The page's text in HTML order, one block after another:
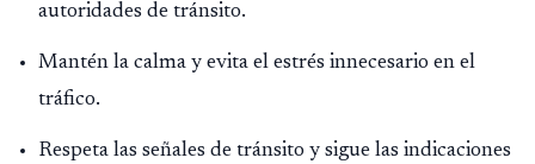
autoridades de tránsito.
Mantén la calma y evita el estrés innecesario en el
tráfico.
Respeta las señales de tránsito y sigue las indicaciones